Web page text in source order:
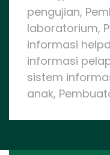
pengujian,
laboratorium,
informasi
informasi
sistem
anak,